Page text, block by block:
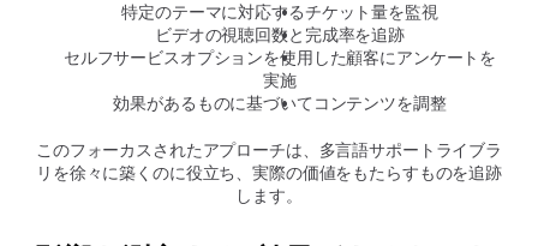
特定のテーマに対応するチケット量を監視
ビデオの視聴回数と完成率を追跡
セルフサービスオプションを使用した顧客にアンケートを
実施
効果があるものに基づいてコンテンツを調整
このフォーカスされたアプローチは、多言語サポートライブラ
リを徐々に築くのに役立ち、実際の価値をもたらすものを追跡
します。